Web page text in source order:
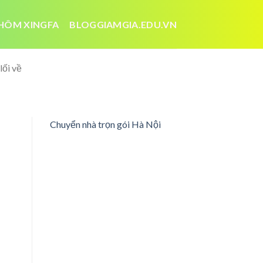
XINGFA BLOGGIAMGIA.EDU.VN
về
Chuyển nhà trọn gói Hà Nội